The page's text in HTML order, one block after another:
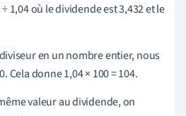
1,04 où le dividende est 3,432 et le
en un nombre entier, nous
Cela donne 1,04× 100 = 104.
valeur au dividende, on